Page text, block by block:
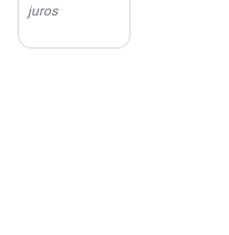
juros